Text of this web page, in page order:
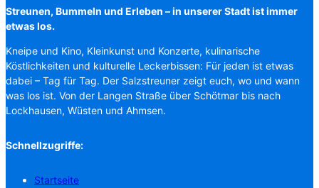
Streunen, Bummeln und Erleben – in unserer Stadt ist immer
etwas los.
Kneipe und Kino, Kleinkunst und Konzerte, kulinarische
Köstlichkeiten und kulturelle Leckerbissen: Für jeden ist etwas
dabei – Tag für Tag. Der Salzstreuner zeigt euch, wo und wann
was los ist. Von der Langen Straße über Schötmar bis nach
Lockhausen, Wüsten und Ahmsen.
Schnellzugriffe:
Startseite